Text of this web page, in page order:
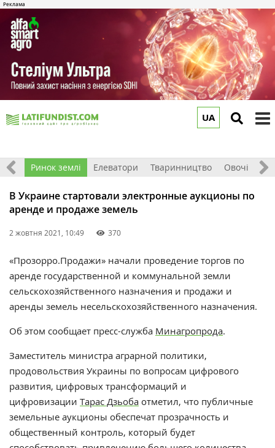
UA
Ринок землі Елеватори Тваринництво Овочі та
В Украине стартовали электронные аукционы по
аренде и продаже земель
2 жовтня 2021, 10:49 370
«Прозорро.Продажи» начали проведение торгов по
аренде государственной и коммунальной земли
сельскохозяйственного назначения и продажи и
аренды земель несельскохозяйственного назначения.
Об этом сообщает пресс-служба Минагропрода.
Заместитель министра аграрной политики,
продовольствия Украины по вопросам цифрового
развития, цифровых трансформаций и
цифровизации Тарас Дзьоба отметил, что публичные
земельные аукционы обеспечат прозрачность и
общественный контроль, который будет